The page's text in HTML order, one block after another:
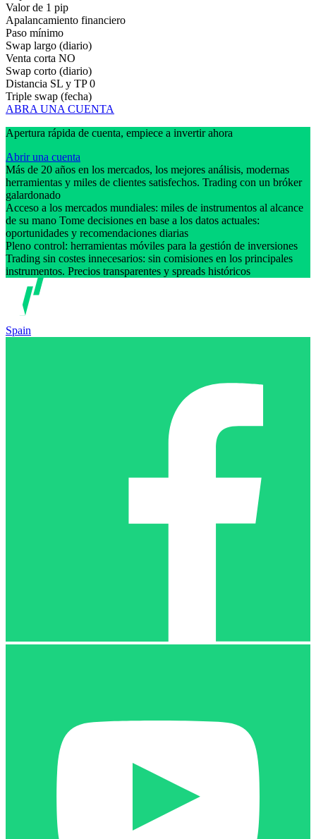
Valor de 1 pip
Apalancamiento financiero
Paso mínimo
Swap largo (diario)
Venta corta NO
Swap corto (diario)
Distancia SL y TP 0
Triple swap (fecha)
ABRA UNA CUENTA
Apertura rápida de cuenta, empiece a invertir ahora
Abrir una cuenta
Más de 20 años en los mercados, los mejores análisis, modernas
herramientas y miles de clientes satisfechos. Trading con un bróker
galardonado
Acceso a los mercados mundiales: miles de instrumentos al alcance
de su mano Tome decisiones en base a los datos actuales:
oportunidades y recomendaciones diarias
Pleno control: herramientas móviles para la gestión de inversiones
Trading sin costes innecesarios: sin comisiones en los principales
instrumentos. Precios transparentes y spreads históricos
Spain